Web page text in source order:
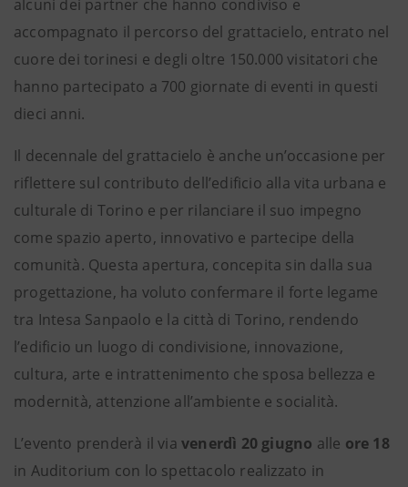
alcuni dei partner che hanno condiviso e
accompagnato il percorso del grattacielo, entrato nel
cuore dei torinesi e degli oltre 150.000 visitatori che
hanno partecipato a 700 giornate di eventi in questi
dieci anni.
Il decennale del grattacielo è anche un’occasione per
riflettere sul contributo dell’edificio alla vita urbana e
culturale di Torino e per rilanciare il suo impegno
come spazio aperto, innovativo e partecipe della
comunità. Questa apertura, concepita sin dalla sua
progettazione, ha voluto confermare il forte legame
tra Intesa Sanpaolo e la città di Torino, rendendo
l’edificio un luogo di condivisione, innovazione,
cultura, arte e intrattenimento che sposa bellezza e
modernità, attenzione all’ambiente e socialità.
L’evento prenderà il via venerdì 20 giugno alle ore 18
in Auditorium con lo spettacolo realizzato in